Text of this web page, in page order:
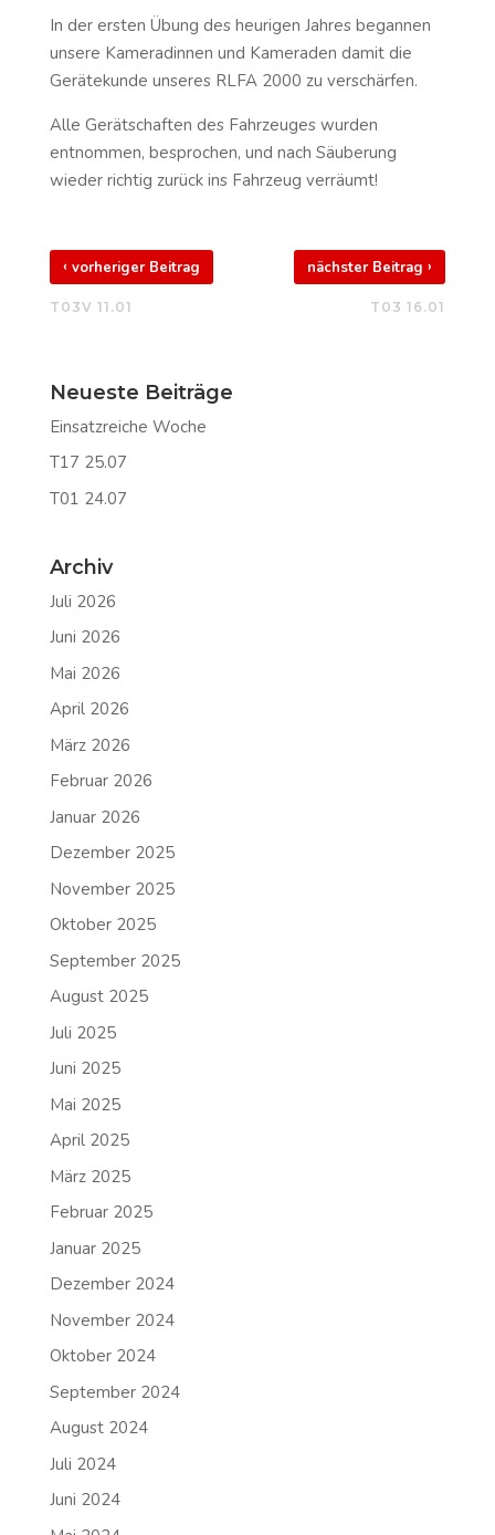
In der ersten Übung des heurigen Jahres begannen
unsere Kameradinnen und Kameraden damit die
Gerätekunde unseres RLFA 2000 zu verschärfen.
Alle Gerätschaften des Fahrzeuges wurden
entnommen, besprochen, und nach Säuberung
wieder richtig zurück ins Fahrzeug verräumt!
‹ vorheriger Beitrag
T03V 11.01
nächster Beitrag›
T03 16.01
Neueste Beiträge
Einsatzreiche Woche
T17 25.07
T01 24.07
Archiv
Juli 2026
Juni 2026
Mai 2026
April 2026
März 2026
Februar 2026
Januar 2026
Dezember 2025
November 2025
Oktober 2025
September 2025
August 2025
Juli 2025
Juni 2025
Mai 2025
April 2025
März 2025
Februar 2025
Januar 2025
Dezember 2024
November 2024
Oktober 2024
September 2024
August 2024
Juli 2024
Juni 2024